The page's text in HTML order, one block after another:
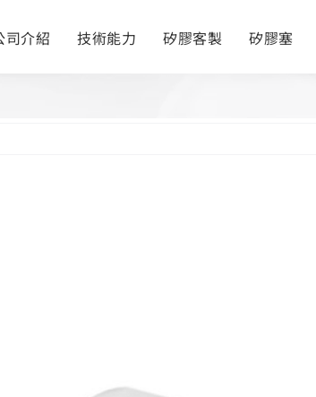
司介紹 技術能力 矽膠客製 矽膠塞